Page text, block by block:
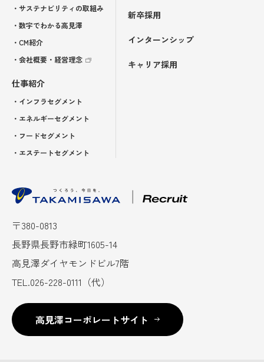
〒380-0813
長野県長野市緑町1605-14
高見澤ダイヤモンドビル7階
TEL.026-228-0111（代）
高見澤コーポレートサイト
・サステナビリティの取組み
・数字でわかる高見澤
・CM紹介
・会社概要・経営理念
仕事紹介
・インフラセグメント
・エネルギーセグメント
・フードセグメント
・エステートセグメント
新卒採用
インターンシップ
キャリア採用